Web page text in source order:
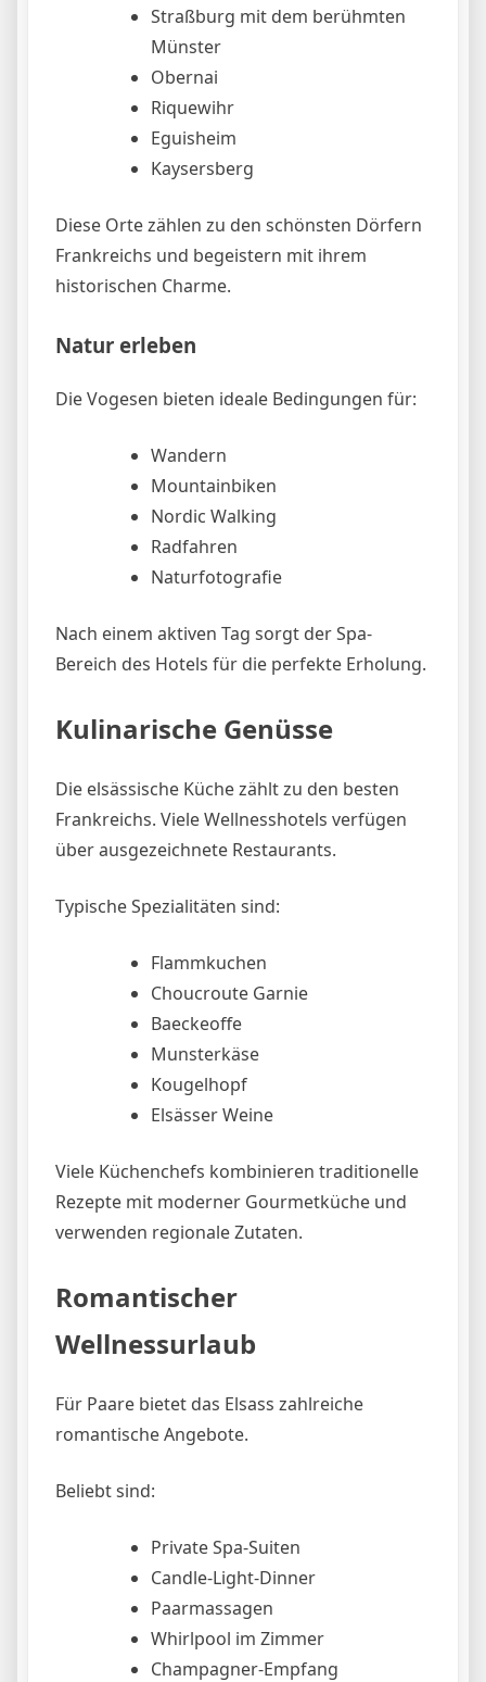
Straßburg mit dem berühmten
Münster
Obernai
Riquewihr
Eguisheim
Kaysersberg
Diese Orte zählen zu den schönsten Dörfern
Frankreichs und begeistern mit ihrem
historischen Charme.
Natur erleben
Die Vogesen bieten ideale Bedingungen für:
Wandern
Mountainbiken
Nordic Walking
Radfahren
Naturfotografie
Nach einem aktiven Tag sorgt der Spa-
Bereich des Hotels für die perfekte Erholung.
Kulinarische Genüsse
Die elsässische Küche zählt zu den besten
Frankreichs. Viele Wellnesshotels verfügen
über ausgezeichnete Restaurants.
Typische Spezialitäten sind:
Flammkuchen
Choucroute Garnie
Baeckeoffe
Munsterkäse
Kougelhopf
Elsässer Weine
Viele Küchenchefs kombinieren traditionelle
Rezepte mit moderner Gourmetküche und
verwenden regionale Zutaten.
Romantischer
Wellnessurlaub
Für Paare bietet das Elsass zahlreiche
romantische Angebote.
Beliebt sind:
Private Spa-Suiten
Candle-Light-Dinner
Paarmassagen
Whirlpool im Zimmer
Champagner-Empfang